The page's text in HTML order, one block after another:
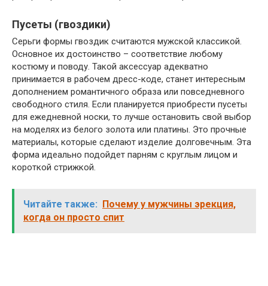
Пусеты (гвоздики)
Серьги формы гвоздик считаются мужской классикой.
Основное их достоинство – соответствие любому
костюму и поводу. Такой аксессуар адекватно
принимается в рабочем дресс-коде, станет интересным
дополнением романтичного образа или повседневного
свободного стиля. Если планируется приобрести пусеты
для ежедневной носки, то лучше остановить свой выбор
на моделях из белого золота или платины. Это прочные
материалы, которые сделают изделие долговечным. Эта
форма идеально подойдет парням с круглым лицом и
короткой стрижкой.
Читайте также: Почему у мужчины эрекция,
когда он просто спит